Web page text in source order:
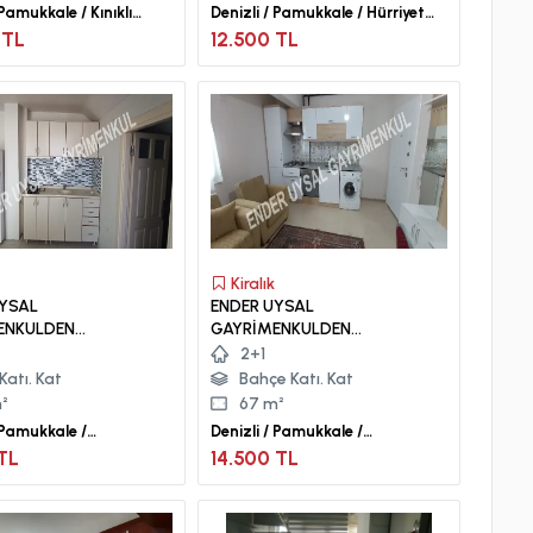
/ Kınıklı
Denizli / Pamukkale / Hürriyet
Mah.
12.500 TL
MAHALLESİN
TERASLI ÇATI
Kat
/
Mah.
Kiralık
ENDER UYSAL
GAYRİMENKULDEN
ASMALIEVLER DE 2+1 KİRALIK
BAHÇE KATI APART.
2+1
Bahçe Katı. Kat
67 m²
Denizli / Pamukkale /
Asmalıevler Mah.
14.500 TL